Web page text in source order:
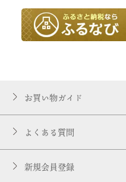
お買い物ガイド
よくある質問
新規会員登録